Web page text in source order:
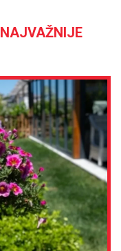
NAJVAŽNIJE